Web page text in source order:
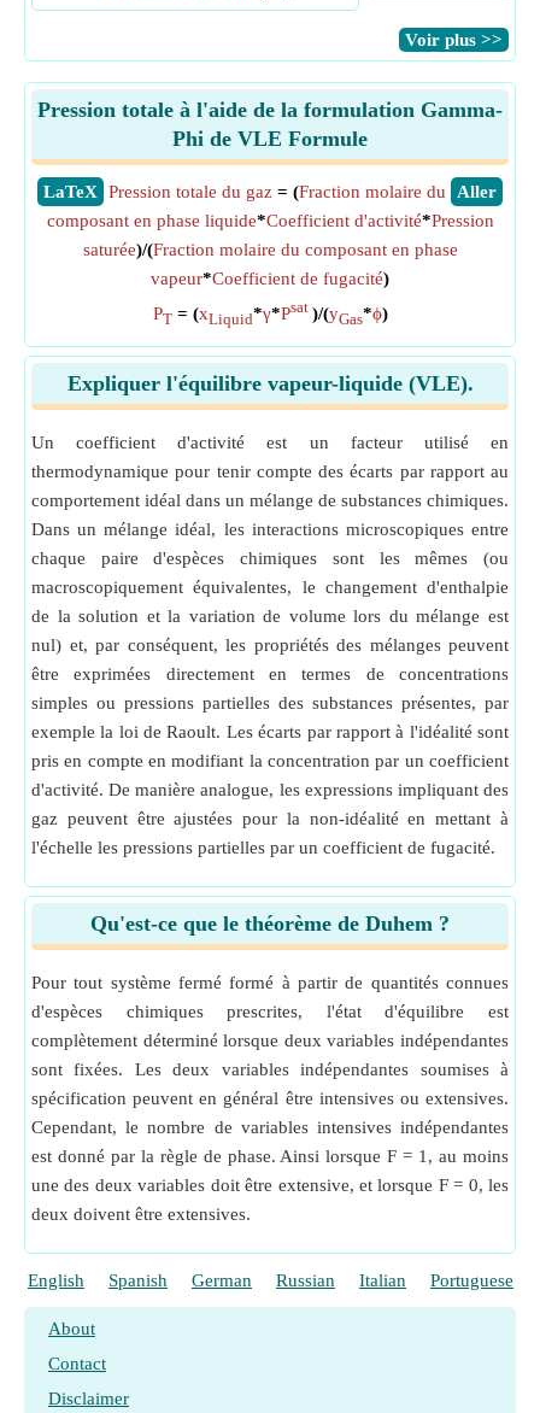
​Voir plus >>
Pression totale à l'aide de la formulation Gamma-
Phi de VLE Formule
​LaTeX ​Aller
Pression totale du gaz = (Fraction molaire du
composant en phase liquide*Coefficient d'activité*Pression
saturée)/(Fraction molaire du composant en phase
vapeur*Coefficient de fugacité)
PT= (xLiquid*γ*Psat )/(yGas*ϕ)
Expliquer l'équilibre vapeur-liquide (VLE).
Un coefficient d'activité est un facteur utilisé en
thermodynamique pour tenir compte des écarts par rapport au
comportement idéal dans un mélange de substances chimiques.
Dans un mélange idéal, les interactions microscopiques entre
chaque paire d'espèces chimiques sont les mêmes (ou
macroscopiquement équivalentes, le changement d'enthalpie
de la solution et la variation de volume lors du mélange est
nul) et, par conséquent, les propriétés des mélanges peuvent
être exprimées directement en termes de concentrations
simples ou pressions partielles des substances présentes, par
exemple la loi de Raoult. Les écarts par rapport à l'idéalité sont
pris en compte en modifiant la concentration par un coefficient
d'activité. De manière analogue, les expressions impliquant des
gaz peuvent être ajustées pour la non-idéalité en mettant à
l'échelle les pressions partielles par un coefficient de fugacité.
Qu'est-ce que le théorème de Duhem ?
Pour tout système fermé formé à partir de quantités connues
d'espèces chimiques prescrites, l'état d'équilibre est
complètement déterminé lorsque deux variables indépendantes
sont fixées. Les deux variables indépendantes soumises à
spécification peuvent en général être intensives ou extensives.
Cependant, le nombre de variables intensives indépendantes
est donné par la règle de phase. Ainsi lorsque F = 1, au moins
une des deux variables doit être extensive, et lorsque F = 0, les
deux doivent être extensives.
English Spanish German Russian Italian Portuguese
About
Contact
Disclaimer